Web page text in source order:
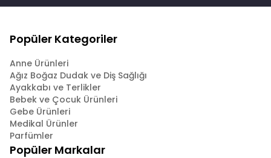
Popüler Kategoriler
Anne Ürünleri
Ağız Boğaz Dudak ve Diş Sağlığı
Ayakkabı ve Terlikler
Bebek ve Çocuk Ürünleri
Gebe Ürünleri
Medikal Ürünler
Parfümler
Popüler Markalar